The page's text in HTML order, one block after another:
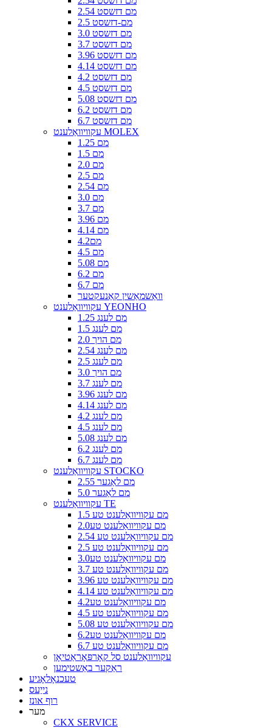
2.54 מם דזשסט
2.5 מם-דזשסט
3.0 מם דזשסט
3.7 מם דזשסט
3.96 מם דזשסט
4.14 מם דזשסט
4.2 מם דזשסט
4.5 מם דזשסט
5.08 מם דזשסט
6.2 מם דזשסט
6.7 מם דזשסט
עקוויוואַלענט MOLEX
1.25 מם
1.5 מם
2.0 מם
2.5 מם
2.54 מם
3.0 מם
3.7 מם
3.96 מם
4.14 מם
4.2מם
4.5 מם
5.08 מם
6.2 מם
6.7 מם
וואַשמאַשין קאַנעקטער
עקוויוואַלענט YEONHO
1.25 מם לענג
1.5 מם לענג
2.0 מם הויך
2.54 מם לענג
2.5 מם לענג
3.0 מם הויך
3.7 מם לענג
3.96 מם לענג
4.14 מם לענג
4.2 מם לענג
4.5 מם לענג
5.08 מם לענג
6.2 מם לענג
6.7 מם לענג
עקוויוואַלענט STOCKO
2.55 מם לאַגער
5.0 מם לאַגער
עקוויוואַלענט TE
1.5 מם עקוויוואַלענט טע
2.0מם עקוויוואַלענט טע
2.54 מם עקוויוואַלענט טע
2.5 מם עקוויוואַלענט טע
3.0מם עקוויוואַלענט טע
3.7 מם עקוויוואַלענט טע
3.96 מם עקוויוואַלענט טע
4.14 מם עקוויוואַלענט טע
4.2מם עקוויוואַלענט טע
4.5 מם עקוויוואַלענט טע
5.08 מם עקוויוואַלענט טע
6.2מם עקוויוואַלענט טע
6.7 מם עקוויוואַלענט טע
עקוויוואַלענט סל קאָרפּאָראַטיאָן
ראַקער באַשטימען
טעכנאָלאָגיע
נייַעס
רוף אונז
מער
CKX SERVICE